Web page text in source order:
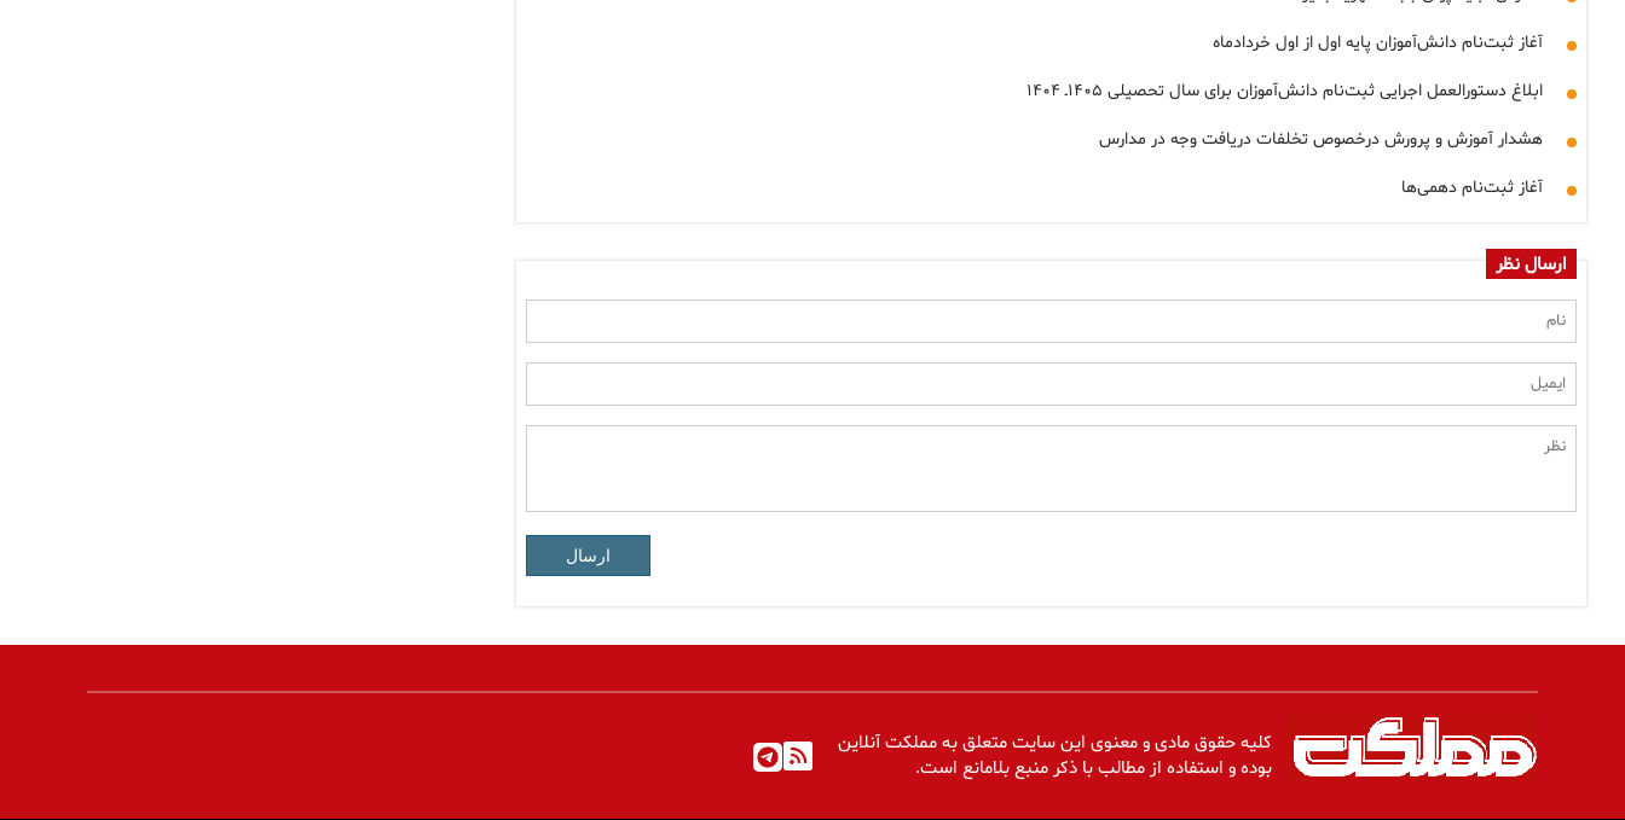
آغاز ثبت‌نام دانش‌آموزان پایه اول از اول خردادماه
ابلاغ دستورالعمل اجرایی ثبت‌نام دانش‌آموزان برای سال تحصیلی ۱۴۰۵ـ ۱۴۰۴
هشدار آموزش و پرورش درخصوص تخلفات دریافت وجه در مدارس
آغاز ثبت‌نام دهمی‌ها
ارسال نظر
ارسال
کلیه حقوق مادی و معنوی این سایت متعلق به مملکت آنلاین
بوده و استفاده از مطالب با ذکر منبع بلامانع است.